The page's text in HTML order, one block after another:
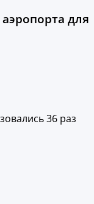
для
36 раз